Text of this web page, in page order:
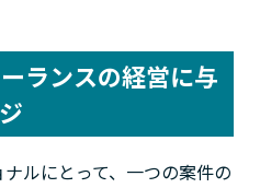
ランスの経営に与
ルにとって、一つの案件の